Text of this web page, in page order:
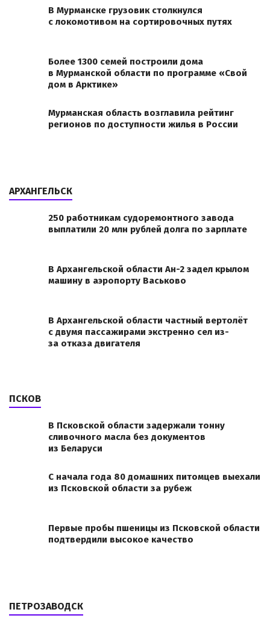
В Мурманске грузовик столкнулся
с локомотивом на сортировочных путях
Более 1300 семей построили дома
в Мурманской области по программе «Свой
дом в Арктике»
Мурманская область возглавила рейтинг
регионов по доступности жилья в России
АРХАНГЕЛЬСК
250 работникам судоремонтного завода
выплатили 20 млн рублей долга по зарплате
В Архангельской области Ан-2 задел крылом
машину в аэропорту Васьково
В Архангельской области частный вертолёт
с двумя пассажирами экстренно сел из-
за отказа двигателя
ПСКОВ
В Псковской области задержали тонну
сливочного масла без документов
из Беларуси
С начала года 80 домашних питомцев выехали
из Псковской области за рубеж
Первые пробы пшеницы из Псковской области
подтвердили высокое качество
ПЕТРОЗАВОДСК